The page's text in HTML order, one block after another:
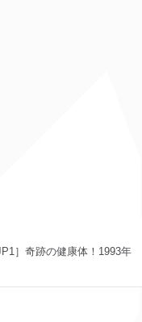
］奇跡の健康体！1993年